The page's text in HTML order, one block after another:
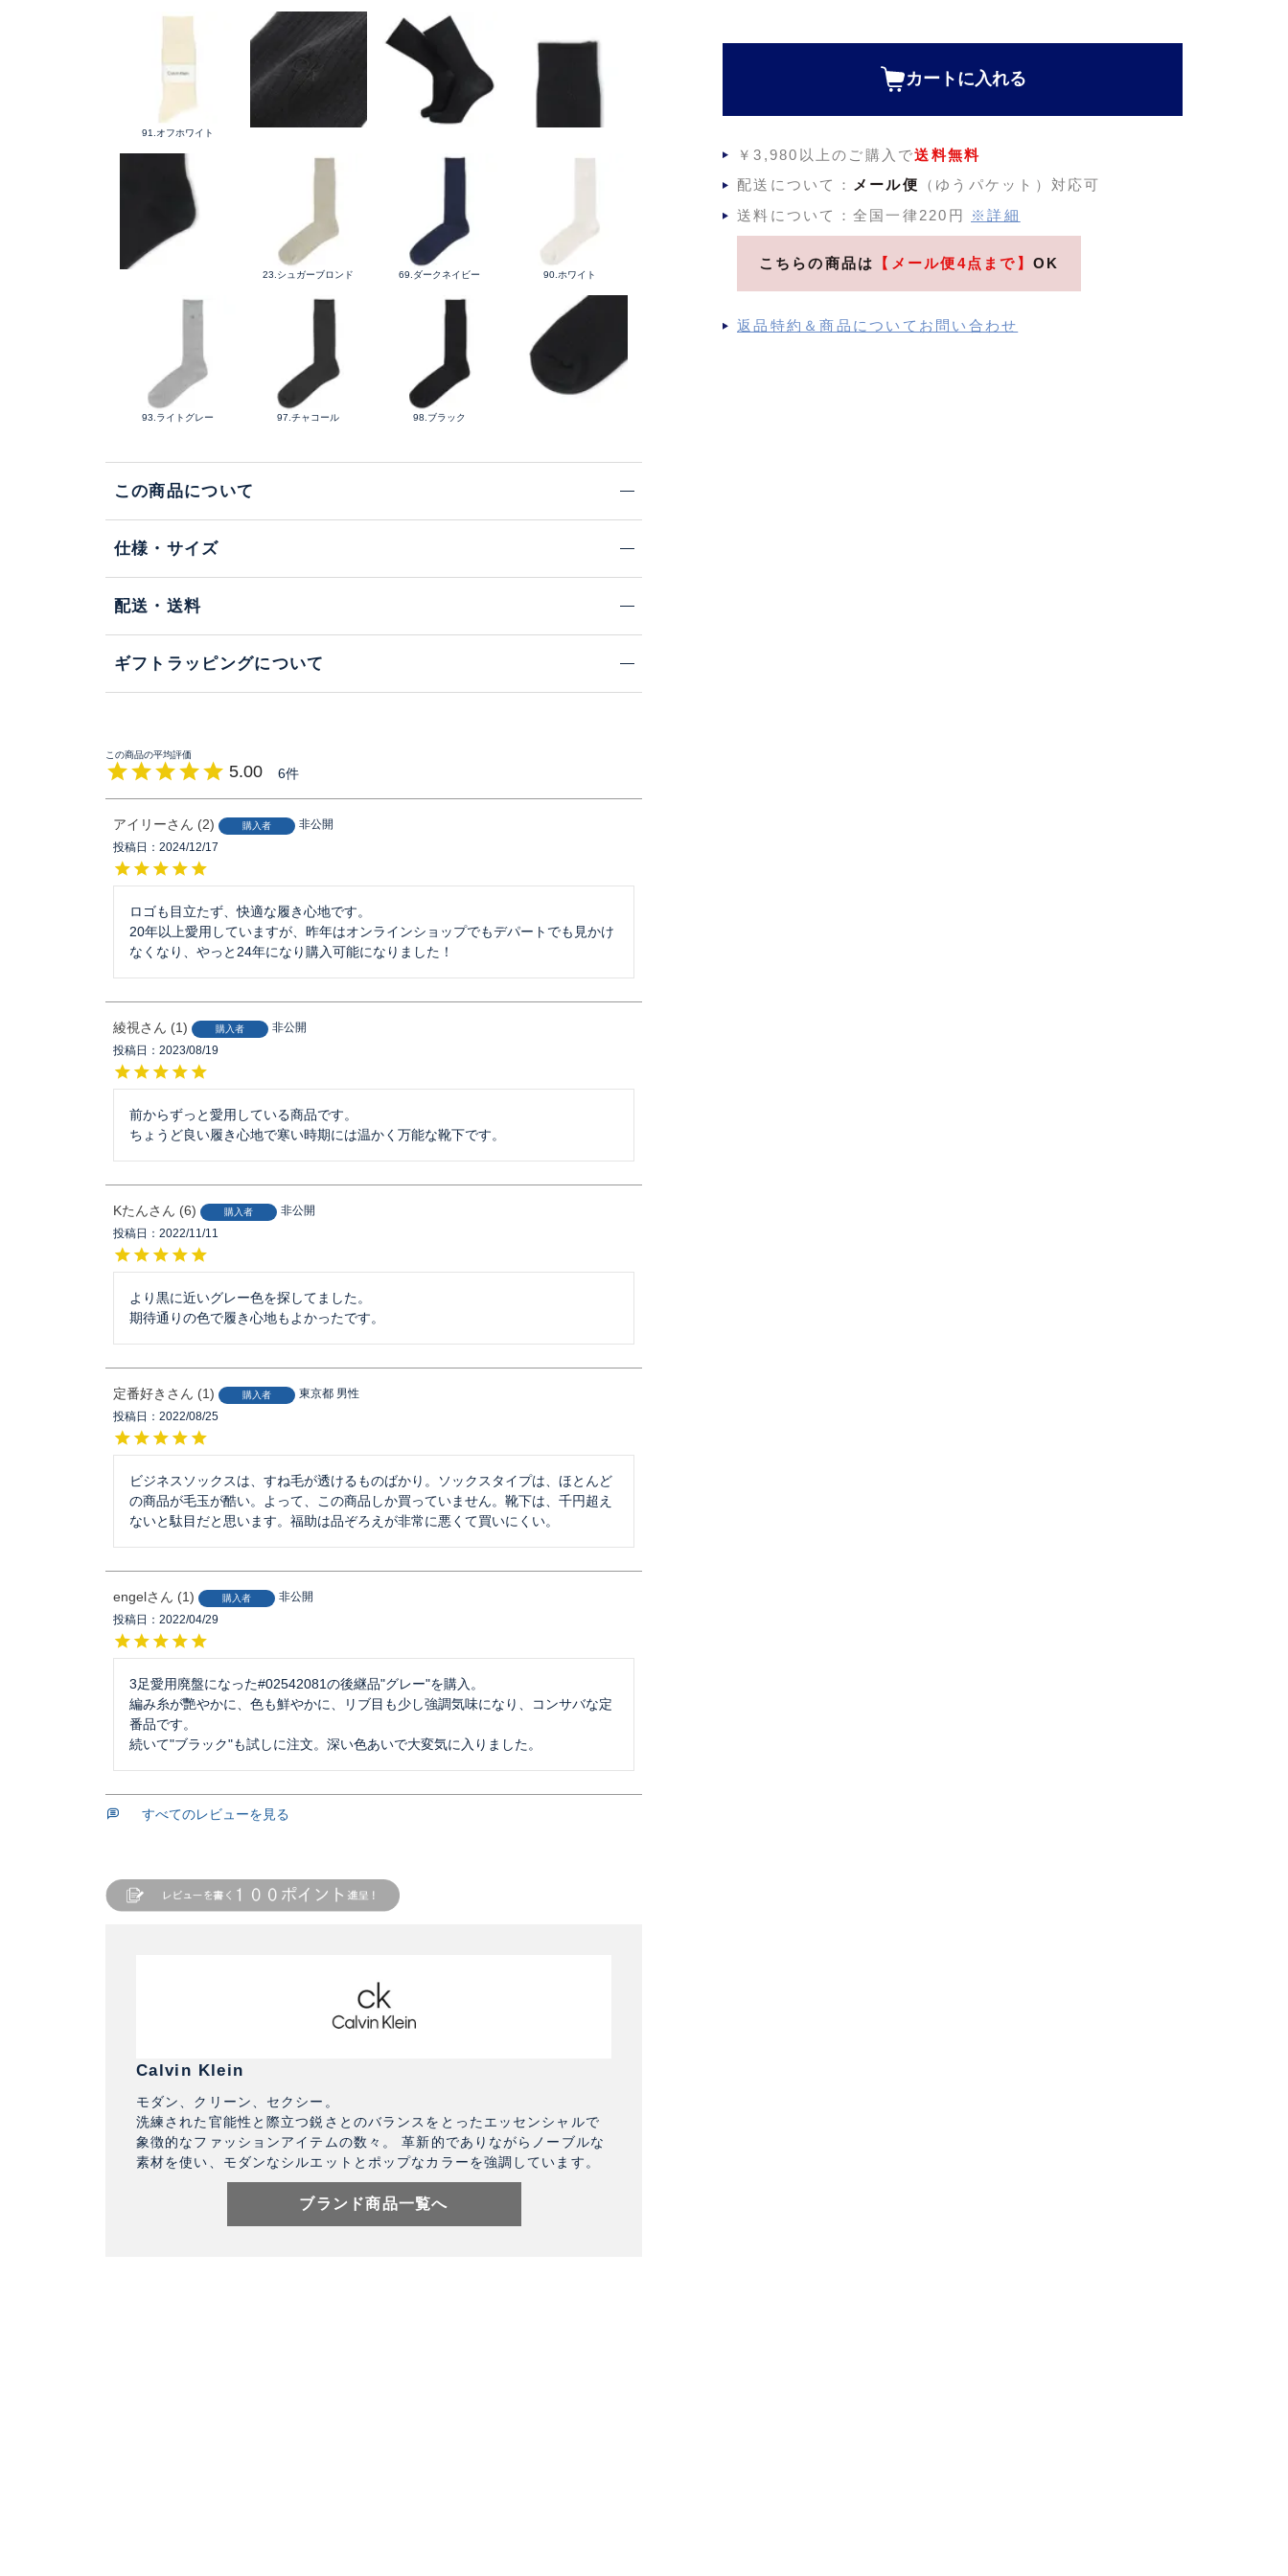
91.オフホワイト
23.シュガーブロンド 69.ダークネイビー 90.ホワイト
93.ライトグレー 97.チャコール 98.ブラック
この商品について
仕様・サイズ
配送・送料
ギフトラッピングについて
5.00 6
アイリー 2 購入者
非公開
投稿日
2024/12/17
ロゴも目立たず、快適な履き心地です。
20年以上愛用していますが、昨年はオンラインショップでもデパートでも見かけ
なくなり、やっと24年になり購入可能になりました！
綾視 1 購入者
非公開
投稿日
2023/08/19
前からずっと愛用している商品です。
ちょうど良い履き心地で寒い時期には温かく万能な靴下です。
Kたん 6 購入者
非公開
投稿日
2022/11/11
より黒に近いグレー色を探してました。
期待通りの色で履き心地もよかったです。
定番好き 1 購入者 東京都 男性
投稿日
2022/08/25
ビジネスソックスは、すね毛が透けるものばかり。ソックスタイプは、ほとんど
の商品が毛玉が酷い。よって、この商品しか買っていません。靴下は、千円超え
ないと駄目だと思います。福助は品ぞろえが非常に悪くて買いにくい。
engel 1 購入者
非公開
投稿日
2022/04/29
3足愛用廃盤になった#02542081の後継品"グレー"を購入。
編み糸が艷やかに、色も鮮やかに、リブ目も少し強調気味になり、コンサバな定
番品です。
すべてのレビューを見る
Calvin Klein
モダン、クリーン、セクシー。
洗練された官能性と際立つ鋭さとのバランスをとったエッセンシャルで
象徴的なファッションアイテムの数々。 革新的でありながらノーブルな
素材を使い、モダンなシルエットとポップなカラーを強調しています。
ブランド商品一覧へ
カートに入れる
￥3,980以上のご購入で送料無料
配送について： メール便
（ゆうパケット）対応可
送料について：全国一律220円
※詳細
こちらの商品は 【メール便4点まで】 OK
返品特約＆商品についてお問い合わせ